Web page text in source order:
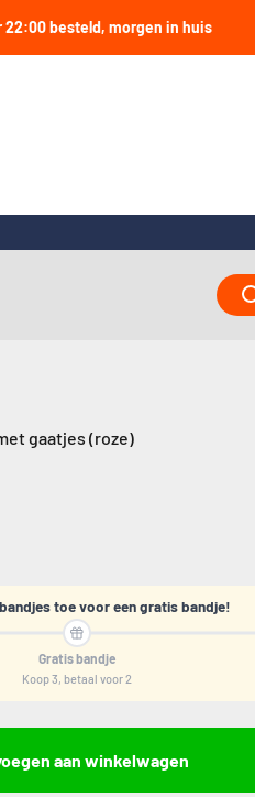
besteld, morgen in huis
gaatjes (roze)
toe voor een gratis bandje!
Gratis bandje
Koop 3, betaal voor 2
aan winkelwagen